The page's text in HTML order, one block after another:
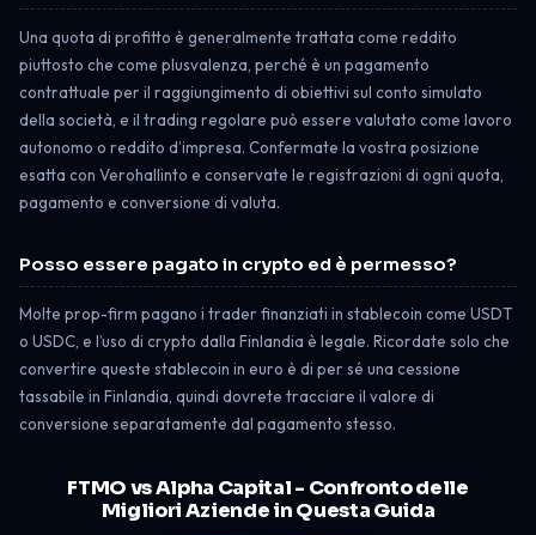
Una quota di profitto è generalmente trattata come reddito
piuttosto che come plusvalenza, perché è un pagamento
contrattuale per il raggiungimento di obiettivi sul conto simulato
della società, e il trading regolare può essere valutato come lavoro
autonomo o reddito d’impresa. Confermate la vostra posizione
esatta con Verohallinto e conservate le registrazioni di ogni quota,
pagamento e conversione di valuta.
Posso essere pagato in crypto ed è permesso?
Molte prop-firm pagano i trader finanziati in stablecoin come USDT
o USDC, e l’uso di crypto dalla Finlandia è legale. Ricordate solo che
convertire queste stablecoin in euro è di per sé una cessione
tassabile in Finlandia, quindi dovrete tracciare il valore di
conversione separatamente dal pagamento stesso.
FTMO vs Alpha Capital - Confronto delle
Migliori Aziende in Questa Guida